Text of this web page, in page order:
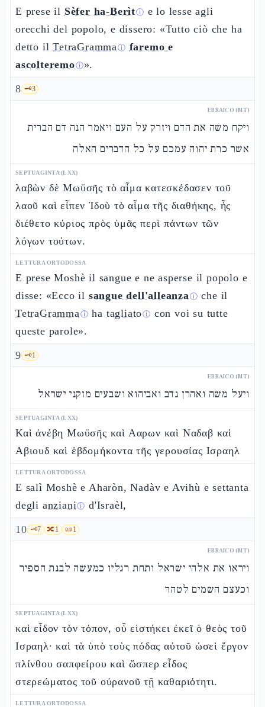
E prese il Sèfer ha-Berìtⓘ e lo lesse agli
orecchi del popolo, e dissero: «Tutto ciò che ha
detto ilTetraGrammaⓘ faremo e
ascolteremoⓘ».
8 🗝️3
EBRAICO (MT)
ויקח משה את הדם ויזרק על העם ויאמר הנה דם הברית
אשר כרת יהוה עמכם על כל הדברים האלה
SEPTUAGINTA (LXX)
λαβὼν δὲ Μωϋσῆς τὸ αἷμα κατεσκέδασεν τοῦ
λαοῦ καὶ εἶπεν Ἰδοὺ τὸ αἷμα τῆς διαθήκης, ἧς
διέθετο κύριος πρὸς ὑμᾶς περὶ πάντων τῶν
λόγων τούτων.
LETTURA ORTODOSSA
E prese Moshè il sangue e ne asperse il popolo e
disse: «Ecco il sangue dell'alleanzaⓘ che il
TetraGrammaⓘ ha tagliatoⓘ con voi su tutte
queste parole».
9 🗝️1
EBRAICO (MT)
ויעל משה ואהרן נדב ואביהוא ושבעים מזקני ישראל
SEPTUAGINTA (LXX)
Καὶ ἀνέβη Μωϋσῆς καὶ Ααρων καὶ Ναδαβ καὶ
Αβιουδ καὶ ἑβδομήκοντα τῆς γερουσίας Ισραηλ
LETTURA ORTODOSSA
E salì Moshè e Aharòn, Nadàv e Avihù e settanta
degli anzianiⓘ d'Israèl,
10 🗝️7 🔀1 📜1
EBRAICO (MT)
ויראו את אלהי ישראל ותחת רגליו כמעשה לבנת הספיר
וכעצם השמים לטהר
SEPTUAGINTA (LXX)
καὶ εἶδον τὸν τόπον, οὗ εἱστήκει ἐκεῖ ὁ θεὸς τοῦ
Ισραηλ· καὶ τὰ ὑπὸ τοὺς πόδας αὐτοῦ ὡσεὶ ἔργον
πλίνθου σαπφείρου καὶ ὥσπερ εἶδος
στερεώματος τοῦ οὐρανοῦ τῇ καθαριότητι.
LETTURA ORTODOSSA